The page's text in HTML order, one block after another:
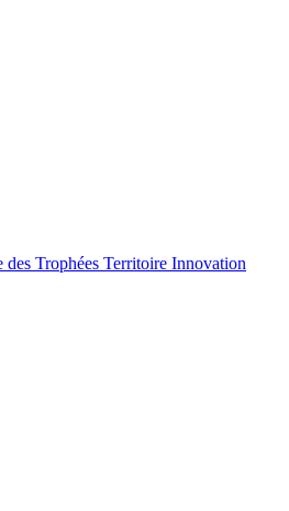
des Trophées Territoire Innovation